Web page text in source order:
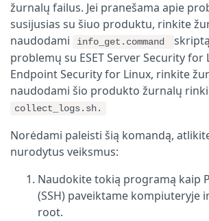
žurnalų failus. Jei pranešama apie
susijusias su šiuo produktu, rinkite
naudodami
info_get.command
problemų su ESET Server Security for
Endpoint Security for Linux, rinkite
naudodami šio produkto žurnalų
collect_logs.sh.
Norėdami paleisti šią komandą,
nurodytus veiksmus:
Naudokite tokią programą kaip
(SSH) paveiktame kompiuteryje
root.